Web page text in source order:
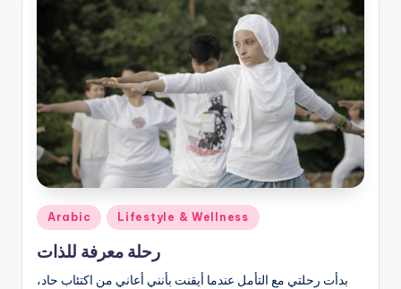
Posted
Arabic Lifestyle & Wellness
رحلة معرفة للذات
بدأت رحلتي مع التأمل عندما أيقنت بأنني أعاني من اكتئاب حاد،